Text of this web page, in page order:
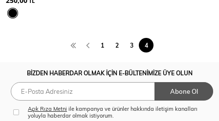
1 2 3 4
BİZDEN HABERDAR OLMAK İÇİN E-BÜLTENİMİZE ÜYE OLUN
Abone Ol
Açık Rıza Metni ile kampanya ve ürünler hakkında iletişim kanalları
yoluyla haberdar olmak istiyorum.